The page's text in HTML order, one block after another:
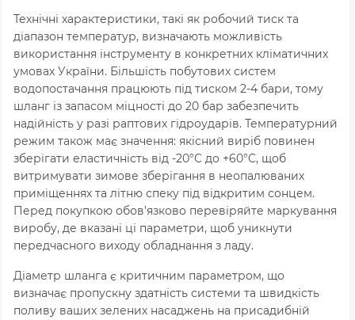
Технічні характеристики, такі як робочий тиск та
діапазон температур, визначають можливість
використання інструменту в конкретних кліматичних
умовах України. Більшість побутових систем
водопостачання працюють під тиском 2-4 бари, тому
шланг із запасом міцності до 20 бар забезпечить
надійність у разі раптових гідроударів. Температурний
режим також має значення: якісний виріб повинен
зберігати еластичність від -20°C до +60°C, щоб
витримувати зимове зберігання в неопалюваних
приміщеннях та літню спеку під відкритим сонцем.
Перед покупкою обов’язково перевіряйте маркування
виробу, де вказані ці параметри, щоб уникнути
передчасного виходу обладнання з ладу.
Діаметр шланга є критичним параметром, що
визначає пропускну здатність системи та швидкість
поливу ваших зелених насаджень на присадибній